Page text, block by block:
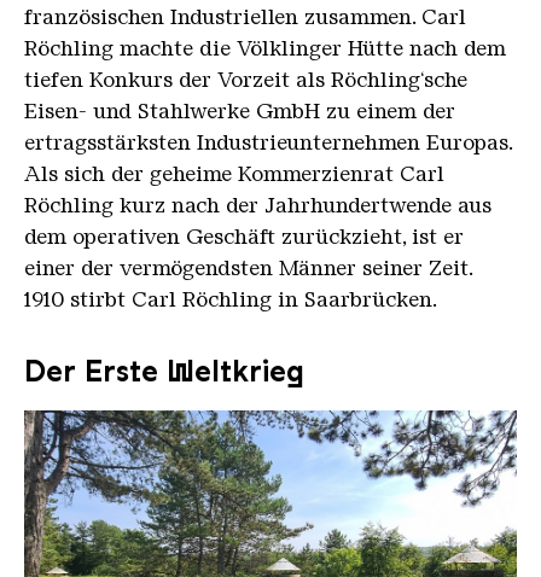
französischen Industriellen zusammen. Carl
Röchling machte die Völklinger Hütte nach dem
tiefen Konkurs der Vorzeit als Röchling‘sche
Eisen- und Stahlwerke GmbH zu einem der
ertragsstärksten Industrieunternehmen Europas.
Als sich der geheime Kommerzienrat Carl
Röchling kurz nach der Jahrhundertwende aus
dem operativen Geschäft zurückzieht, ist er
einer der vermögendsten Männer seiner Zeit.
1910 stirbt Carl Röchling in Saarbrücken.
Der Erste Weltkrieg